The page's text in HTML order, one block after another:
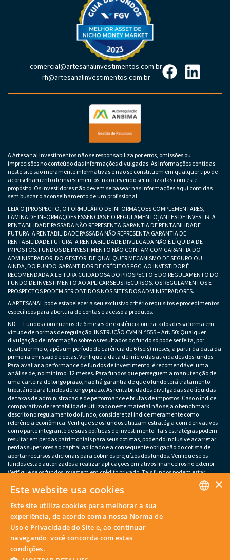
comercial@artesanalinvestimentos.com.br
rh@artesanalinvestimentos.com.br
A Artesanal Investimentos não se responsabiliza por erros, omissões ou
imprecisões no conteúdo das informações divulgadas. As informações contidas
neste site são meramente informativas e não se constituem em qualquer tipo de
aconselhamento de investimentos, não devendo ser utilizadas com este
propósito. Os investidores não devem se basear nas informações aqui contidas
sem buscar o aconselhamento de um profissional.
LEIA O [PROSPECTO, O FORMULÁRIO DE INFORMAÇÕES COMPLEMENTARES,
LÂMINA DE INFORMAÇÕES ESSENCIAS E O REGULAMENTO]ANTES DE INVESTIR. A
RENTABILIDADE PASSADA NÃO REPRESENTA GARANTIA DE RENTABILIDADE
FUTURA. A RENTABILIDADE PASSADA NÃO REPRESENTA GARANTIA DE
RENTABILIDADE FUTURA. A RENTABILIDADE DIVULGADA NÃO É LÍQUIDA DE
IMPOSTOS. FUNDOS DE INVESTIMENTO NÃO CONTAM COM GARANTIA DO
ADMINISTRADOR, DO GESTOR, DE QUALQUER MECANISMO DE SEGURO OU,
AINDA, DO FUNDO GARANTIDOR DE CRÉDITOS FGC. AO INVESTIDOR É
RECOMENDADA A LEITURA CUIDADOSA DO PROSPECTO E DO REGULAMENTO DO
FUNDO DE INVESTIMENTO AO APLICAR SEUS RECURSOS. OS REGULAMENTOS E
PROSPECTOS PODEM SER OBTIDOS NOS SITES DOS ADMINISTRADORES.
A ARTESANAL pode estabelecer a seu exclusivo critério requisitos e procedimentos
específicos para abertura de contas e acesso a produtos.
ND¹ – Fundos com menos de 6 meses de existência ou tratados dessa forma em
virtude de normas de regulação: INSTRUÇÃO CVM N.º 555 – Art. 50: Qualquer
divulgação de informação sobre os resultados do fundo só pode ser feita, por
qualquer meio, após um período de carência de 6 (seis) meses, a partir da data da
primeira emissão de cotas. Verifique a data de início das atividades dos fundos.
Para avaliar a performance de fundos de investimento, é recomendável uma
análise de, no mínimo, 12 meses. Para fundos que perseguem a manutenção de
uma carteira de longo prazo, não há garantia de que o fundo terá tratamento
tributário para fundos de longo prazo. As rentabilidades divulgadas são líquidas
de taxas de administração e de performance e brutas de impostos. Caso o índice
comparativo de rentabilidade utilizado neste material não seja o benchmark
descrito no regulamento do fundo, considere tal índice meramente como
referência econômica. Verifique se os fundos utilizam estratégia com derivativos
como parte integrante de suas políticas de investimento. Tais estratégias podem
resultar em perdas patrimoniais para seus cotistas, podendo inclusive acarretar
perdas superiores ao capital aplicado e a consequente obrigação do cotista de
aportar recursos adicionais para cobrir os prejuízos dos fundos. Verifique se os
fundos estão autorizados a realizar aplicações em ativos financeiros no exterior.
Verifique se os fundos investem em crédito privado. Tais fundos podem estar
sujeitos a risco de perda substancial do patrimônio líquido em caso de eventos
que acarretem o não pagamento dos ativos integrantes da sua carteira. Os
de poucos emissores, variação cambial e outros riscos não mencionados neste
material. O investimento em determinados ativos financeiros pode sujeitar o
investidor a significativas perdas patrimoniais. Ao investidor cabe a
responsabilidade de se informar sobre eventuais riscos previamente à tomada de
decisão sobre investimentos. – Este material não deve substituir o julgamento
independente dos investidores.
×
Este website usa cookies
Este site utiliza cookies para melhorar a sua
experiência, de acordo com a nossa Norma de
Uso e Privacidade do Site e, ao continuar
navegando, você concorda com estas
condições.